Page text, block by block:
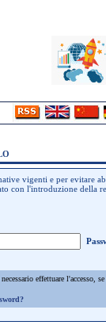
vigenti e per evitare
con l'introduzione della
effettuare l'accesso,